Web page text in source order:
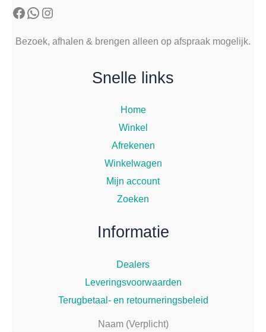
Facebook
WhatsApp
Instagram
Bezoek, afhalen & brengen alleen op afspraak mogelijk.
Snelle links
Home
Winkel
Afrekenen
Winkelwagen
Mijn account
Zoeken
Informatie
Dealers
Leveringsvoorwaarden
Terugbetaal- en retourneringsbeleid
Naam (Verplicht)